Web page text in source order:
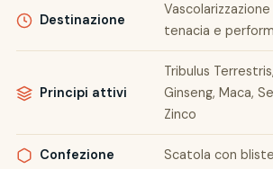
Destinazione
tenacia e
Principi attivi
Tribulus
Ginseng, Maca,
Zinco
Confezione Scatola con